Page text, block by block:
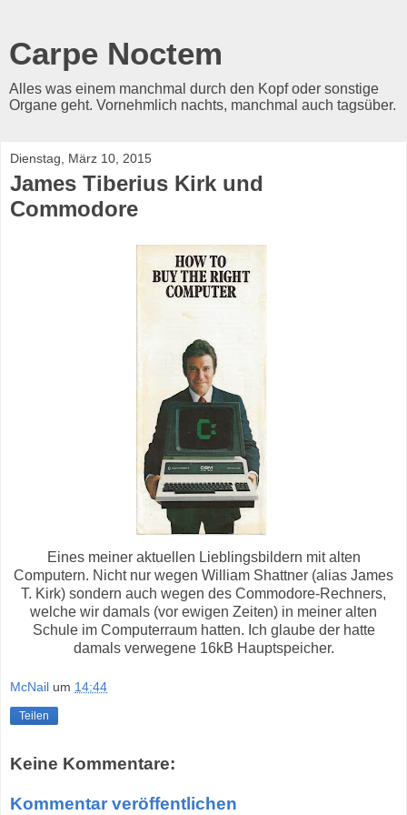
Carpe Noctem
Alles was einem manchmal durch den Kopf oder sonstige
Organe geht. Vornehmlich nachts, manchmal auch tagsüber.
Dienstag, März 10, 2015
James Tiberius Kirk und
Commodore
Eines meiner aktuellen Lieblingsbildern mit alten
Computern. Nicht nur wegen William Shattner (alias James
T. Kirk) sondern auch wegen des Commodore-Rechners,
welche wir damals (vor ewigen Zeiten) in meiner alten
Schule im Computerraum hatten. Ich glaube der hatte
damals verwegene 16kB Hauptspeicher.
McNail um 14:44
Teilen
Keine Kommentare:
Kommentar veröffentlichen